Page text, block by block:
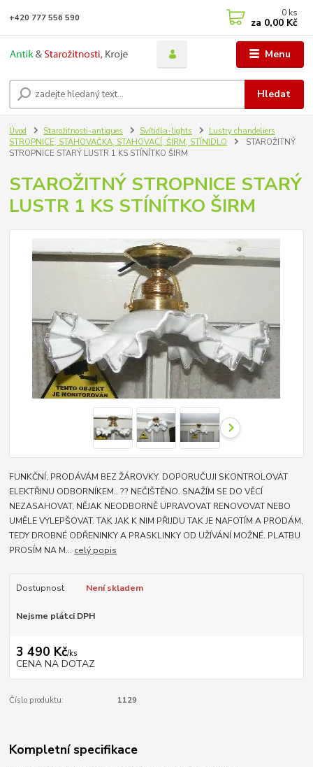
Menu
Hledat
+420 777 556 590 0 ks
za 0,00 Kč
Úvod Starožitnosti-antiques Svítidla-lights
Lustry chandeliers
STROPNICE, STAHOVAČKA, STAHOVACÍ, ŠIRM, STÍNIDLO
STAROŽITNÝ
STROPNICE STARÝ LUSTR 1 KS STÍNÍTKO ŠIRM
STAROŽITNÝ STROPNICE STARÝ
LUSTR 1 KS STÍNÍTKO ŠIRM
FUNKČNÍ, PRODÁVÁM BEZ ŽÁROVKY. DOPORUČUJI SKONTROLOVAT
ELEKTŘINU ODBORNÍKEM.. ?? NEČIŠTĚNO. SNAŽÍM SE DO VĚCÍ
NEZASAHOVAT, NĚJAK NEODBORNĚ UPRAVOVAT RENOVOVAT NEBO
UMĚLE VYLEPŠOVAT. TAK JAK K NIM PŘIJDU TAK JE NAFOTÍM A PRODÁM,
TEDY DROBNÉ ODŘENINKY A PRASKLINKY OD UŽÍVÁNÍ MOŽNÉ. PLATBU
PROSÍM NA M... celý popis
Dostupnost Není skladem
Nejsme plátci DPH
3 490 Kč/ks
CENA NA DOTAZ
Číslo produktu: 1129
Kompletní specifikace